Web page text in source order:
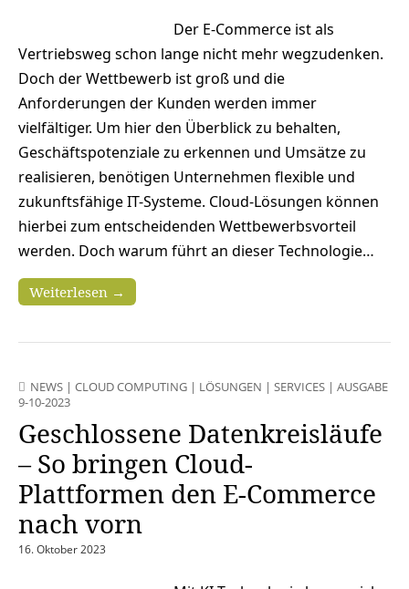
Der E-Commerce ist als
Vertriebsweg schon lange nicht mehr wegzudenken.
Doch der Wettbewerb ist groß und die
Anforderungen der Kunden werden immer
vielfältiger. Um hier den Überblick zu behalten,
Geschäftspotenziale zu erkennen und Umsätze zu
realisieren, benötigen Unternehmen flexible und
zukunftsfähige IT-Systeme. Cloud-Lösungen können
hierbei zum entscheidenden Wettbewerbsvorteil
werden. Doch warum führt an dieser Technologie…
Weiterlesen →
NEWS | CLOUD COMPUTING | LÖSUNGEN | SERVICES | AUSGABE
9-10-2023
Geschlossene Datenkreisläufe
– So bringen Cloud-
Plattformen den E-Commerce
nach vorn
16. Oktober 2023